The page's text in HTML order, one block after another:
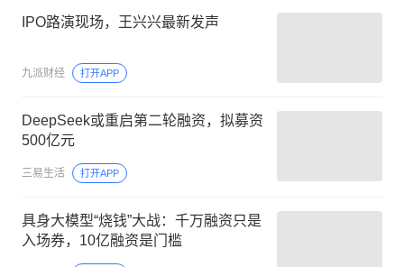
IPO路演现场，王兴兴最新发声
九派财经 打开APP
DeepSeek或重启第二轮融资，拟募资
500亿元
三易生活 打开APP
具身大模型“烧钱”大战：千万融资只是
入场券，10亿融资是门槛